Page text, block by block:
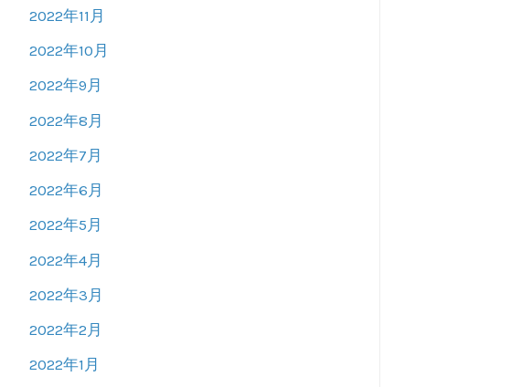
2022年11月
2022年10月
2022年9月
2022年8月
2022年7月
2022年6月
2022年5月
2022年4月
2022年3月
2022年2月
2022年1月